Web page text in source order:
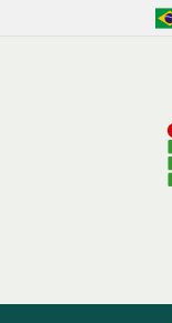
Pular para o Conteúdo